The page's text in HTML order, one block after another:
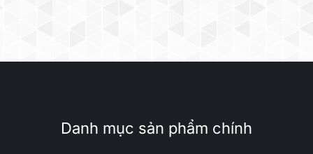
Danh mục sản phẩm chính